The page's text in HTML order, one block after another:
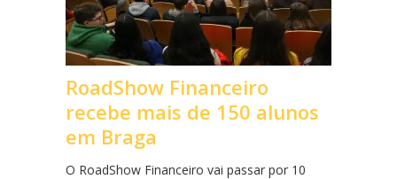
RoadShow Financeiro
recebe mais de 150 alunos
em Braga
O RoadShow Financeiro vai passar por 10